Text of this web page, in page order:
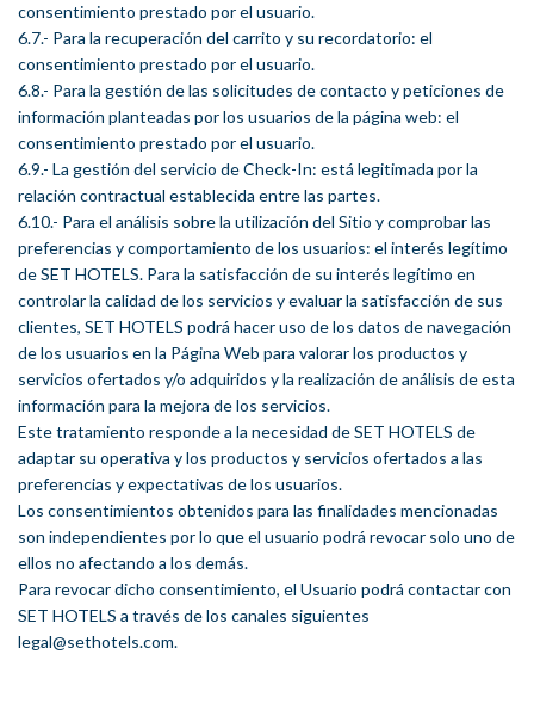
consentimiento prestado por el usuario.
6.7.- Para la recuperación del carrito y su recordatorio: el
consentimiento prestado por el usuario.
6.8.- Para la gestión de las solicitudes de contacto y peticiones de
información planteadas por los usuarios de la página web: el
consentimiento prestado por el usuario.
6.9.- La gestión del servicio de Check-In: está legitimada por la
relación contractual establecida entre las partes.
6.10.- Para el análisis sobre la utilización del Sitio y comprobar las
preferencias y comportamiento de los usuarios: el interés legítimo
de SET HOTELS. Para la satisfacción de su interés legítimo en
controlar la calidad de los servicios y evaluar la satisfacción de sus
clientes, SET HOTELS podrá hacer uso de los datos de navegación
de los usuarios en la Página Web para valorar los productos y
servicios ofertados y/o adquiridos y la realización de análisis de esta
información para la mejora de los servicios.
Este tratamiento responde a la necesidad de SET HOTELS de
adaptar su operativa y los productos y servicios ofertados a las
preferencias y expectativas de los usuarios.
Los consentimientos obtenidos para las finalidades mencionadas
son independientes por lo que el usuario podrá revocar solo uno de
ellos no afectando a los demás.
Para revocar dicho consentimiento, el Usuario podrá contactar con
SET HOTELS a través de los canales siguientes
legal@sethotels.com.